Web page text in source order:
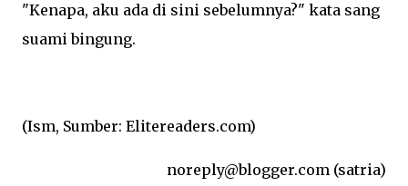
"Kenapa, aku ada di sini sebelumnya?" kata sang
suami bingung.
(Ism, Sumber: Elitereaders.com)
noreply@blogger.com (satria)